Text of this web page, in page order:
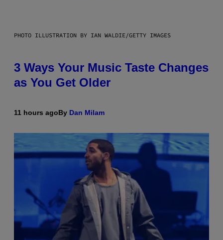
PHOTO ILLUSTRATION BY IAN WALDIE/GETTY IMAGES
3 Ways Your Music Taste Changes
as You Get Older
11 hours agoBy Dan Milam